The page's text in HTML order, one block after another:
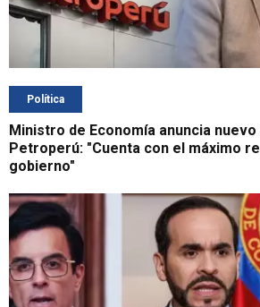
Política
Ministro de Economía anuncia
Petroperú: "Cuenta con el máximo
gobierno"